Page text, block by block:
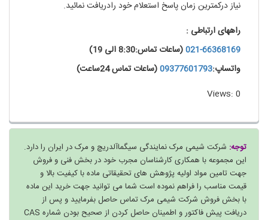
نیاز درکمترین زمان پاسخ استعلام خود رادریافت نمائید.
راههای ارتباطی :
021-66368169(ساعات تماس:8:30 الی 19)
واتساپ:09377601793(ساعات تماس 24ساعت)
Views: 0
توجه: شرکت شیمی مرک نمایندگی سیگماآلدریچ و مرک در ایران را دارد.
این مجموعه با همکاری کارشناسان مجرب خود در بخش فنی و فروش
جهت تامین مواد اولیه پژوهش های تحقیقاتی ماده با کیفیت بالا و
قیمت مناسب را فراهم نموده است شما می توانید جهت خرید این ماده
با بخش فروش شرکت شیمی مرک تماس حاصل بفرمایید و پس از
دریافت پیش فاکتور و اطمینان حاصل کردن از صحیح بودن شماره CAS